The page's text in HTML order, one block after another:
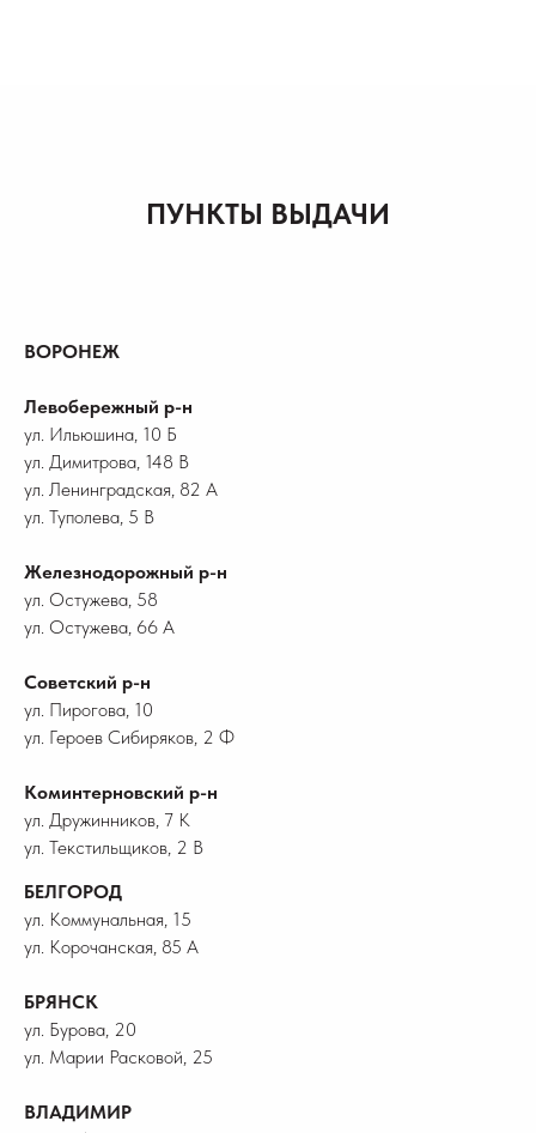
ПУНКТЫ ВЫДАЧИ
ВОРОНЕЖ
Левобережный р-н
ул. Ильюшина, 10 Б
ул. Димитрова, 148 В
ул. Ленинградская, 82 А
ул. Туполева, 5 В
Железнодорожный р-н
ул. Остужева, 58
ул. Остужева, 66 А
Советский р-н
ул. Пирогова, 10
ул. Героев Сибиряков, 2 Ф
Коминтерновский р-н
ул. Дружинников, 7 К
ул. Текстильщиков, 2 В
БЕЛГОРОД
ул. Коммунальная, 15
ул. Корочанская, 85 А
БРЯНСК
ул. Бурова, 20
ул. Марии Расковой, 25
ВЛАДИМИР